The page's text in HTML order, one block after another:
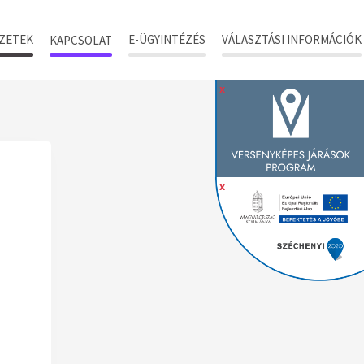
KAPCSOLAT E-ÜGYINTÉZÉS VÁLASZTÁSI INFORMÁCIÓK
x
x